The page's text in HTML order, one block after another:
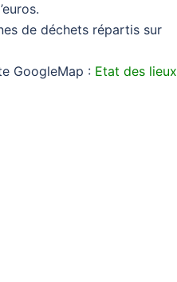
de déchets répartis sur
GoogleMap : Etat des lieux